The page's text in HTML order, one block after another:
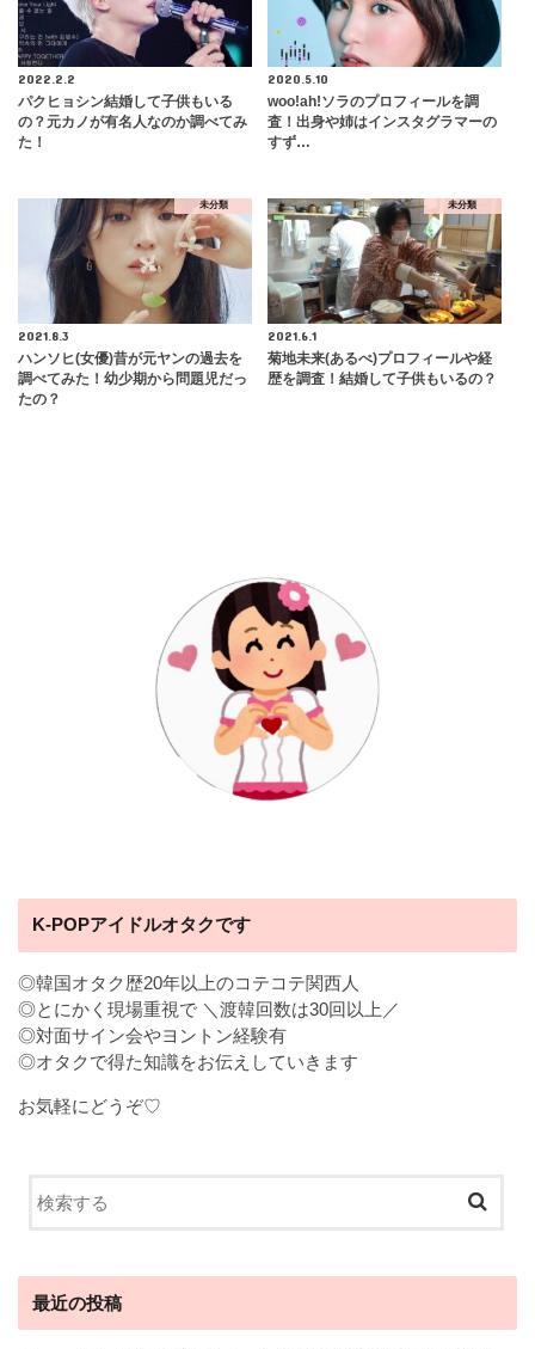
2022.2.2
パクヒョシン結婚して子供もいる
の？元カノが有名人なのか調べてみ
た！
2020.5.10
woo!ah!ソラのプロフィールを調
査！出身や姉はインスタグラマーの
すず…
未分類
2021.8.3
ハンソヒ(女優)昔が元ヤンの過去を
調べてみた！幼少期から問題児だっ
たの？
未分類
2021.6.1
菊地未来(あるべ)プロフィールや経
歴を調査！結婚して子供もいるの？
K-POPアイドルオタクです
◎韓国オタク歴20年以上のコテコテ関西人
◎とにかく現場重視で ＼渡韓回数は30回以上／
◎対面サイン会やヨントン経験有
◎オタクで得た知識をお伝えしていきます
お気軽にどうぞ♡
最近の投稿